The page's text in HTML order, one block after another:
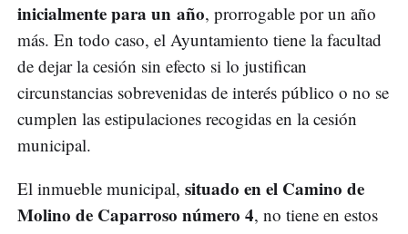
inicialmente para un año, prorrogable por un año
más. En todo caso, el Ayuntamiento tiene la facultad
de dejar la cesión sin efecto si lo justifican
circunstancias sobrevenidas de interés público o no se
cumplen las estipulaciones recogidas en la cesión
municipal.
El inmueble municipal, situado en el Camino de
Molino de Caparroso número 4, no tiene en estos